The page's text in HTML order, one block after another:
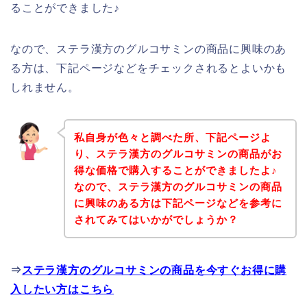
ることができました♪
なので、ステラ漢方のグルコサミンの商品に興味のあ
る方は、下記ページなどをチェックされるとよいかも
しれません。
私自身が色々と調べた所、下記ページよ
り、ステラ漢方のグルコサミンの商品がお
得な価格で購入することができましたよ♪
なので、ステラ漢方のグルコサミンの商品
に興味のある方は下記ページなどを参考に
されてみてはいかがでしょうか？
⇒ ステラ漢方のグルコサミンの商品を今すぐお得に購
入したい方はこちら